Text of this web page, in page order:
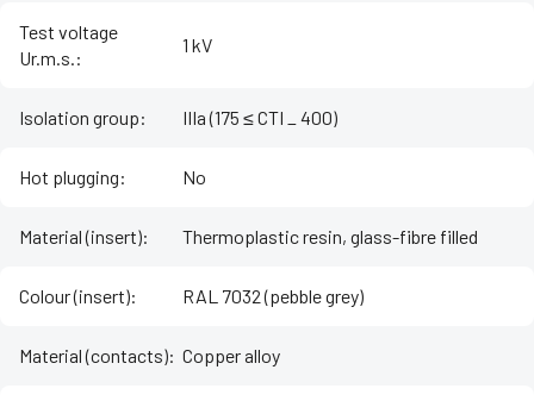
Test voltage
Ur.m.s.:
1 kV
Isolation group: IIIa (175 ≤ CTI _ 400)
Hot plugging: No
Material (insert): Thermoplastic resin, glass-fibre filled
Colour (insert): RAL 7032 (pebble grey)
Material (contacts): Copper alloy